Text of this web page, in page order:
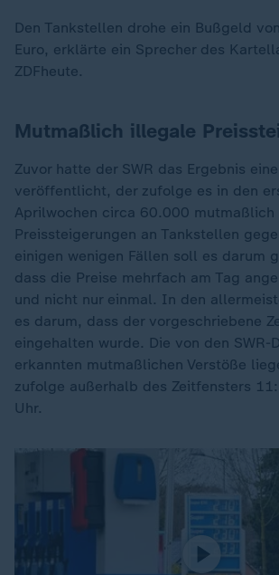
Den Tankstellen drohe ein Bußgeld
Euro, erklärte ein Sprecher des
ZDFheute.
Mutmaßlich illegale
Zuvor hatte der SWR das Ergebnis
veröffentlicht, der zufolge es in den
Aprilwochen circa 60.000
Preissteigerungen an Tankstellen
einigen wenigen Fällen soll es darum
dass die Preise mehrfach am Tag
und nicht nur einmal. In den
es darum, dass der vorgeschriebene
eingehalten wurde. Die von den SWR-
erkannten mutmaßlichen Verstöße
zufolge außerhalb des Zeitfensters
Uhr.